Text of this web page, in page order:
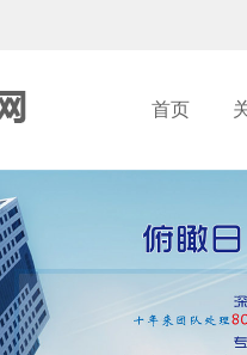
首页